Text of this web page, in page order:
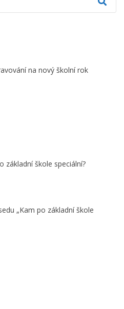
na nový školní rok
základní škole speciální?
„Kam po základní škole